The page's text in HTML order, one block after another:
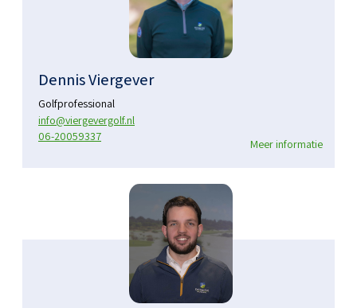
Dennis Viergever
Golfprofessional
info@viergevergolf.nl
06-20059337
Meer informatie